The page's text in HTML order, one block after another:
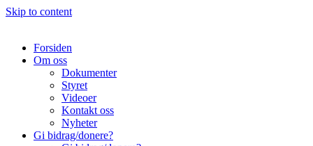
Skip to content
Forsiden
Om oss
Dokumenter
Styret
Videoer
Kontakt oss
Nyheter
Gi bidrag/donere?